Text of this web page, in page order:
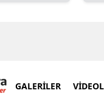
GALERİLER